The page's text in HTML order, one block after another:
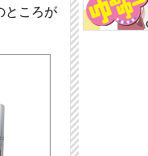
ところが